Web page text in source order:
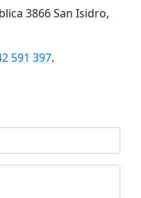
3866 San Isidro,
591 397.